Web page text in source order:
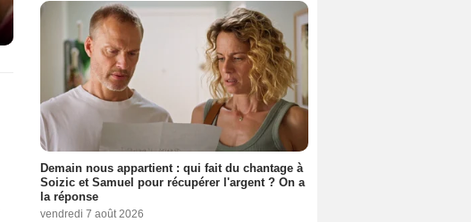
Demain nous appartient : qui fait du chantage à
Soizic et Samuel pour récupérer l'argent ? On a
la réponse
vendredi 7 août 2026